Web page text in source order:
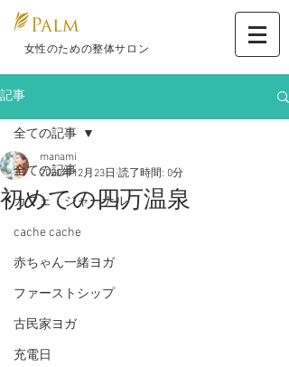
​ 女性のための整体サロン
記事
全ての記事
カフェ ジャーナル
cache cache
赤ちゃん一緒ヨガ
ファーストシップ
古民家ヨガ
充電日
全ての記事
初めての四万温泉
manami
2020年12月23日 読了時間: 0分